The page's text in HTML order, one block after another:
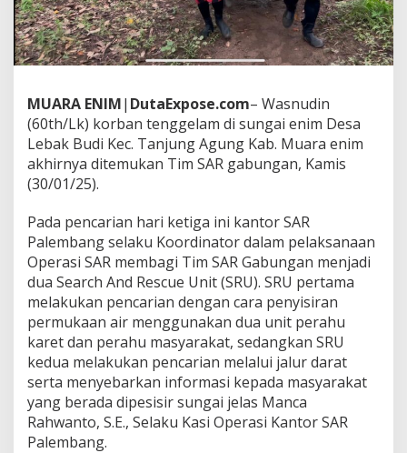
a
m
d
i
S
n
g
i
E
m
,
D
i
t
e
m
u
k
a
n
T
m
MUARA ENIM| DutaExpose.com– Wasnudin
(60th/Lk) korban tenggelam di sungai enim Desa
Lebak Budi Kec. Tanjung Agung Kab. Muara enim
akhirnya ditemukan Tim SAR gabungan, Kamis
(30/01/25).
Pada pencarian hari ketiga ini kantor SAR
Palembang selaku Koordinator dalam pelaksanaan
Operasi SAR membagi Tim SAR Gabungan menjadi
dua Search And Rescue Unit (SRU). SRU pertama
melakukan pencarian dengan cara penyisiran
permukaan air menggunakan dua unit perahu
karet dan perahu masyarakat, sedangkan SRU
kedua melakukan pencarian melalui jalur darat
serta menyebarkan informasi kepada masyarakat
yang berada dipesisir sungai jelas Manca
Rahwanto, S.E., Selaku Kasi Operasi Kantor SAR
Palembang.